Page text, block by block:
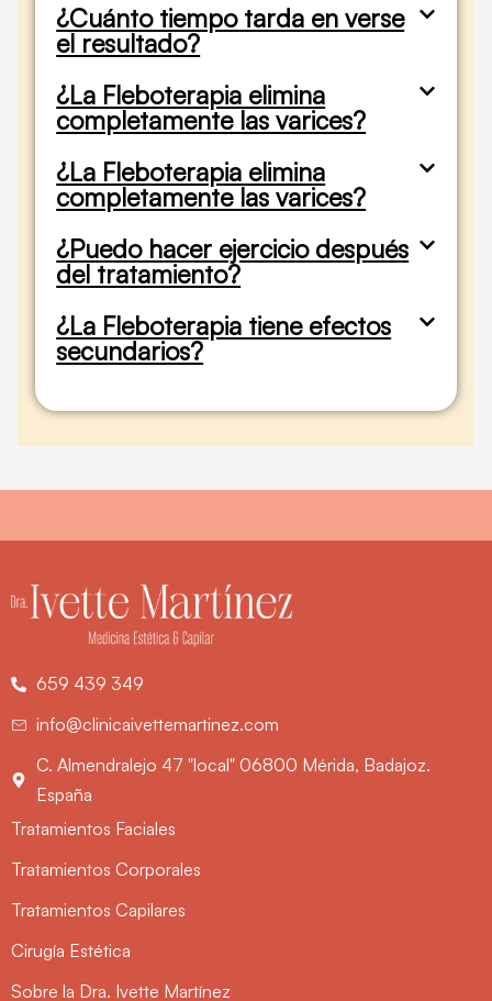
¿Cuánto tiempo tarda en verse
el resultado?
¿La Fleboterapia elimina
completamente las varices?
¿La Fleboterapia elimina
completamente las varices?
¿Puedo hacer ejercicio después
del tratamiento?
¿La Fleboterapia tiene efectos
secundarios?
659 439 349
info@clinicaivettemartinez.com
C. Almendralejo 47 "local" 06800 Mérida, Badajoz.
España
Tratamientos Faciales
Tratamientos Corporales
Tratamientos Capilares
Cirugía Estética
Sobre la Dra. Ivette Martínez